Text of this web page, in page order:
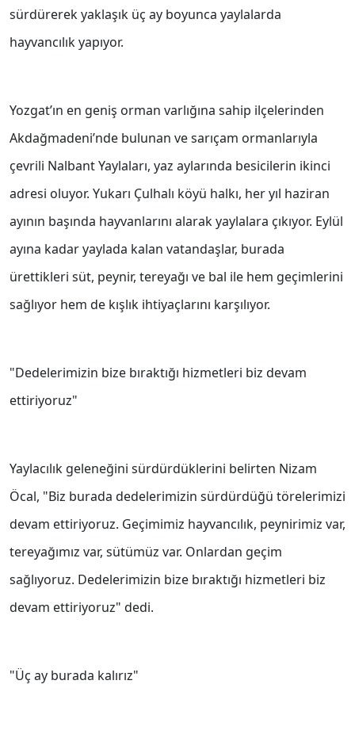
sürdürerek yaklaşık üç ay boyunca yaylalarda
hayvancılık yapıyor.
Yozgat’ın en geniş orman varlığına sahip ilçelerinden
Akdağmadeni’nde bulunan ve sarıçam ormanlarıyla
çevrili Nalbant Yaylaları, yaz aylarında besicilerin ikinci
adresi oluyor. Yukarı Çulhalı köyü halkı, her yıl haziran
ayının başında hayvanlarını alarak yaylalara çıkıyor. Eylül
ayına kadar yaylada kalan vatandaşlar, burada
ürettikleri süt, peynir, tereyağı ve bal ile hem geçimlerini
sağlıyor hem de kışlık ihtiyaçlarını karşılıyor.
"Dedelerimizin bize bıraktığı hizmetleri biz devam
ettiriyoruz"
Yaylacılık geleneğini sürdürdüklerini belirten Nizam
Öcal, "Biz burada dedelerimizin sürdürdüğü törelerimizi
devam ettiriyoruz. Geçimimiz hayvancılık, peynirimiz var,
tereyağımız var, sütümüz var. Onlardan geçim
sağlıyoruz. Dedelerimizin bize bıraktığı hizmetleri biz
devam ettiriyoruz" dedi.
"Üç ay burada kalırız"